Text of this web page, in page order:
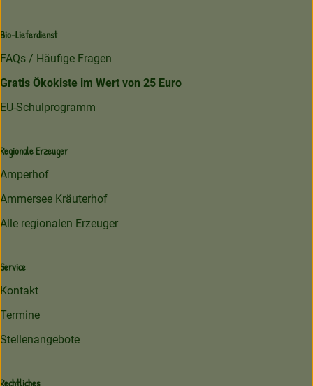
Bio-Lieferdienst
FAQs / Häufige Fragen
Gratis Ökokiste im Wert von 25 Euro
EU-Schulprogramm
Regionale Erzeuger
Amperhof
Ammersee Kräuterhof
Alle regionalen Erzeuger
Service
Kontakt
Termine
Stellenangebote
Rechtliches